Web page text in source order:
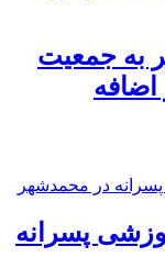
نفر به جمعیت
پسرانه